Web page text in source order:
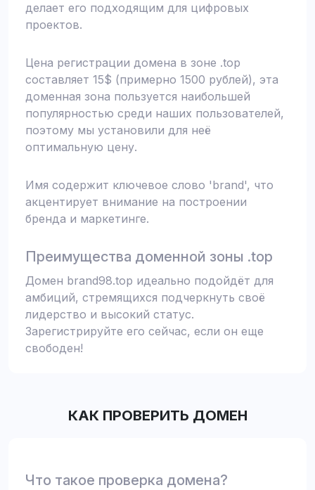
делает его подходящим для цифровых
проектов.
Цена регистрации домена в зоне .top
составляет 15$ (примерно 1500 рублей), эта
доменная зона пользуется наибольшей
популярностью среди наших пользователей,
поэтому мы установили для неё
оптимальную цену.
Имя содержит ключевое слово 'brand', что
акцентирует внимание на построении
бренда и маркетинге.
Преимущества доменной зоны .top
Домен brand98.top идеально подойдёт для
амбиций, стремящихся подчеркнуть своё
лидерство и высокий статус.
Зарегистрируйте его сейчас, если он еще
свободен!
КАК ПРОВЕРИТЬ ДОМЕН
Что такое проверка домена?